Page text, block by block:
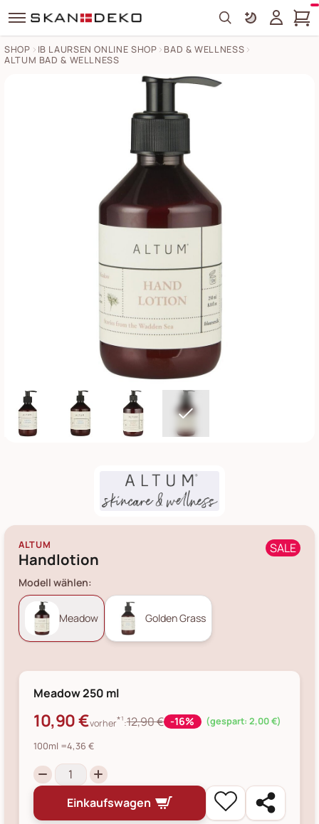
Search
SHOP IB LAURSEN ONLINE SHOP
BAD & WELLNESS
ALTUM BAD & WELLNESS
SALE
ALTUM
Handlotion
Modell wählen:
Meadow Golden Grass
Meadow 250 ml
10,90 €vorher*¹:12,90 € -16% (gespart: 2,00 €)
100ml =4,36 €
Einkaufswagen